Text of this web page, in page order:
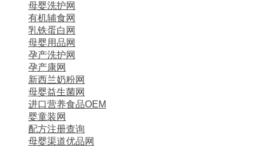
母婴洗护网
有机辅食网
乳铁蛋白网
母婴用品网
孕产洗护网
孕产康网
新西兰奶粉网
母婴益生菌网
进口营养食品OEM
婴童装网
配方注册查询
母婴渠道优品网